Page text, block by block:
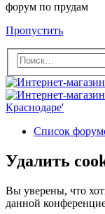
форум по прудам
Пропустить
Список
Удалить
Вы уверены, что
данной